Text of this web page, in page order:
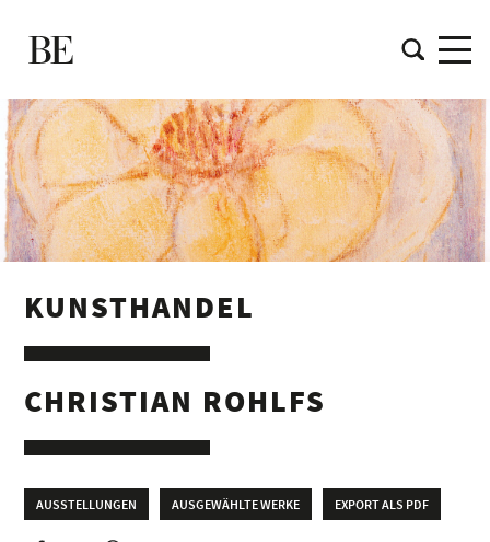
KUNSTHANDEL
CHRISTIAN ROHLFS
AUSSTELLUNGEN AUSGEWÄHLTE WERKE EXPORT ALS PDF